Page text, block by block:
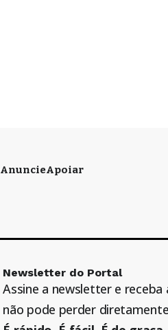
AnuncieApoiar
Newsletter do Portal
Assine a newsletter e receba
não pode perder